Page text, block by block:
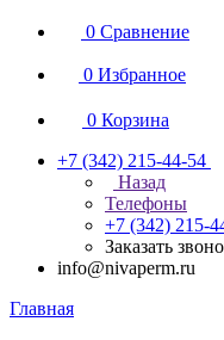
0 Сравнение
0 Избранное
0 Корзина
+7 (342) 215-44-54
Назад
Телефоны
+7 (342) 215-
Заказать
info@nivaperm.ru
Главная